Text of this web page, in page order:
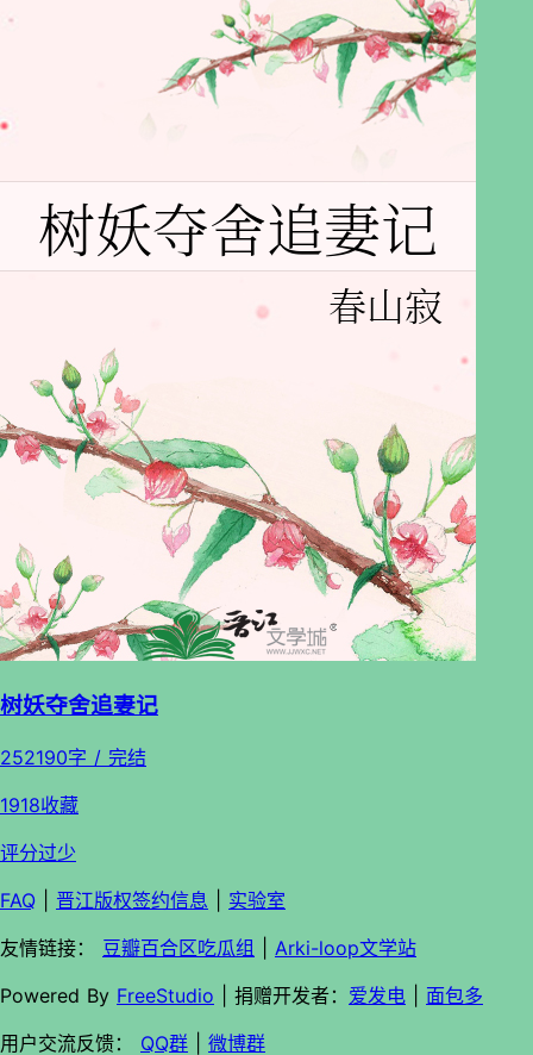
树妖夺舍追妻记
252190字 / 完结
1918收藏
评分过少
FAQ
晋江版权签约信息
实验室
友情链接： 豆瓣百合区吃瓜组
Arki-loop文学站
Powered By FreeStudio | 捐赠开发者： 爱发电
面包多
用户交流反馈： QQ群 微博群